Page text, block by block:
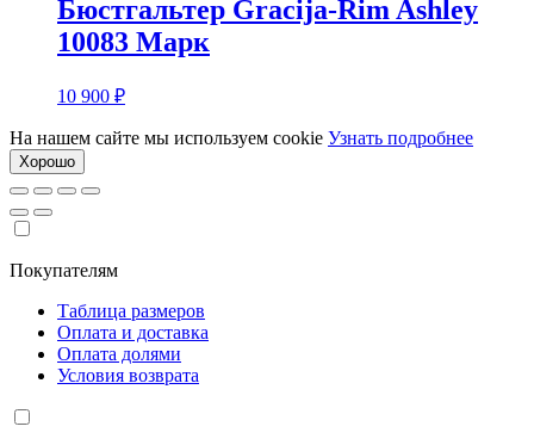
Бюстгальтер Gracija-Rim Ashley
10083 Марк
10 900 ₽
На нашем сайте мы используем cookie Узнать подробнее
Хорошо
Покупателям
Таблица размеров
Оплата и доставка
Оплата долями
Условия возврата